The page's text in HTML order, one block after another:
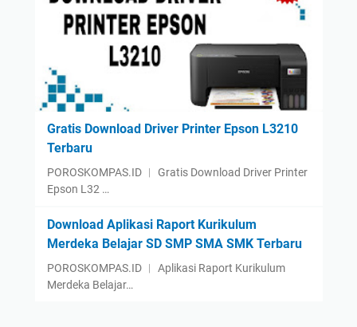
Gratis Download Driver Printer Epson L3210
Terbaru
POROSKOMPAS.ID ︱ Gratis Download Driver Printer
Epson L32 …
Download Aplikasi Raport Kurikulum
Merdeka Belajar SD SMP SMA SMK Terbaru
POROSKOMPAS.ID ︱ Aplikasi Raport Kurikulum
Merdeka Belajar…